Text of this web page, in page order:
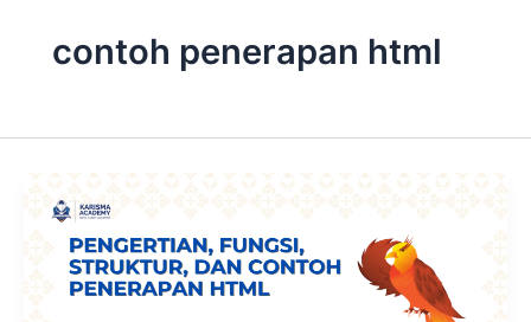
contoh penerapan html